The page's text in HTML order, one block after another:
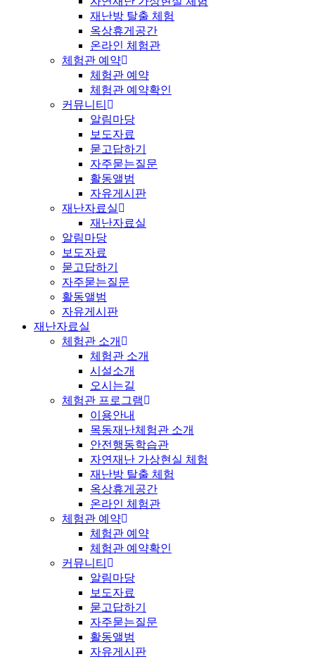
재난방 탈출 체험
옥상휴게공간
온라인 체험관
체험관 예약
체험관 예약
체험관 예약확인
커뮤니티
알림마당
보도자료
묻고답하기
자주묻는질문
활동앨범
자유게시판
재난자료실
재난자료실
알림마당
보도자료
묻고답하기
자주묻는질문
활동앨범
자유게시판
재난자료실
체험관 소개
체험관 소개
시설소개
오시는길
체험관 프로그램
이용안내
목동재난체험관 소개
안전행동학습관
자연재난 가상현실 체험
재난방 탈출 체험
옥상휴게공간
온라인 체험관
체험관 예약
체험관 예약
체험관 예약확인
커뮤니티
알림마당
보도자료
묻고답하기
자주묻는질문
활동앨범
자유게시판